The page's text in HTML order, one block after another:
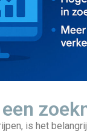
is het